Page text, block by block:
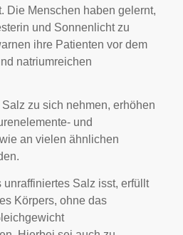
Die Menschen haben gelernt,
und Sonnenlicht zu
ihre Patienten vor dem
natriumreichen
zu sich nehmen, erhöhen
und
an vielen ähnlichen
Salz isst, erfüllt
Körpers, ohne das